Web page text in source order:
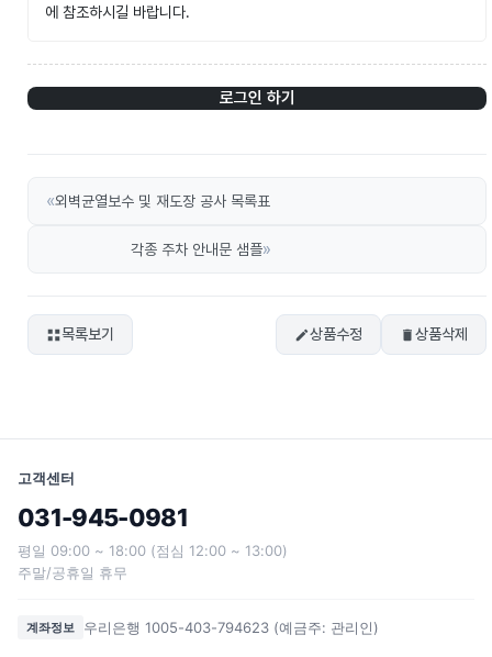
에 참조하시길 바랍니다.
로그인 하기
«외벽균열보수 및 재도장 공사 목록표
각종 주차 안내문 샘플»
목록보기 상품수정 상품삭제
고객센터
031-945-0981
평일 09:00 ~ 18:00 (점심 12:00 ~ 13:00)
주말/공휴일 휴무
계좌정보 우리은행 1005-403-794623 (예금주: 관리인)